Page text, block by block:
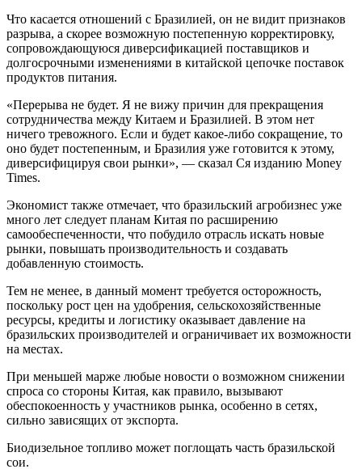
Что касается отношений с Бразилией, он не видит признаков
разрыва, а скорее возможную постепенную корректировку,
сопровождающуюся диверсификацией поставщиков и
долгосрочными изменениями в китайской цепочке поставок
продуктов питания.
«Перерыва не будет. Я не вижу причин для прекращения
сотрудничества между Китаем и Бразилией. В этом нет
ничего тревожного. Если и будет какое-либо сокращение, то
оно будет постепенным, и Бразилия уже готовится к этому,
диверсифицируя свои рынки», — сказал Ся изданию Money
Times.
Экономист также отмечает, что бразильский агробизнес уже
много лет следует планам Китая по расширению
самообеспеченности, что побудило отрасль искать новые
рынки, повышать производительность и создавать
добавленную стоимость.
Тем не менее, в данный момент требуется осторожность,
поскольку рост цен на удобрения, сельскохозяйственные
ресурсы, кредиты и логистику оказывает давление на
бразильских производителей и ограничивает их возможности
на местах.
При меньшей марже любые новости о возможном снижении
спроса со стороны Китая, как правило, вызывают
обеспокоенность у участников рынка, особенно в сетях,
сильно зависящих от экспорта.
Биодизельное топливо может поглощать часть бразильской
сои.